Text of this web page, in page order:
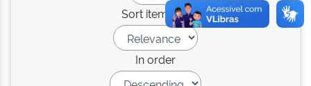
Sort items by
In order